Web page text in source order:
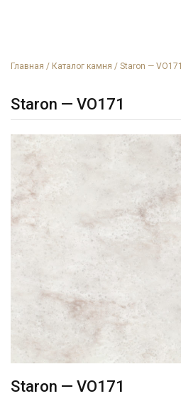
Главная / Каталог камня / Staron — VO171
Staron — VO171
Staron — VO171